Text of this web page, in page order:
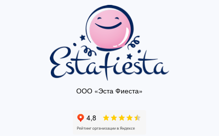
ООО «Эста Фиеста»